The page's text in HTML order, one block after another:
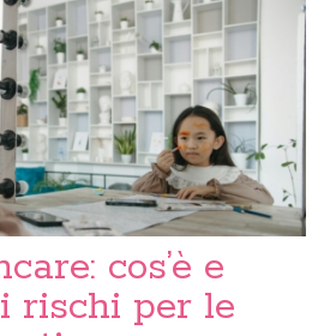
cos’è e
rischi per le